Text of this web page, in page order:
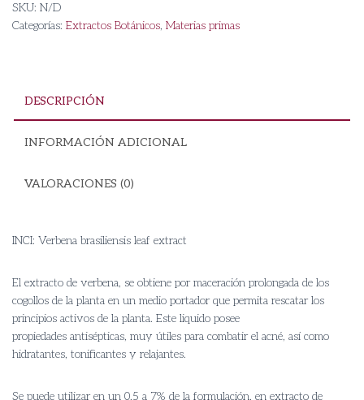
cantidad
SKU: N/D
Categorías: Extractos Botánicos, Materias primas
DESCRIPCIÓN
INFORMACIÓN ADICIONAL
VALORACIONES (0)
INCI: Verbena brasiliensis leaf extract
El extracto de verbena, se obtiene por maceración prolongada de los
cogollos de la planta en un medio portador que permita rescatar los
principios activos de la planta. Este liquido posee
propiedades antisépticas, muy útiles para combatir el acné, así como
hidratantes, tonificantes y relajantes.
Se puede utilizar en un 0,5 a 7% de la formulación, en extracto de